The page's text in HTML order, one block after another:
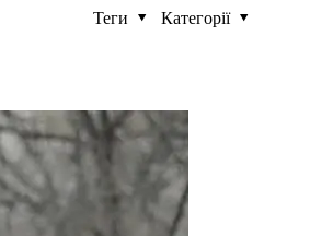
Категорії
Теги